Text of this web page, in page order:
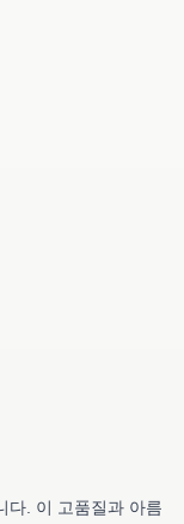
다. 이 고품질과 아름